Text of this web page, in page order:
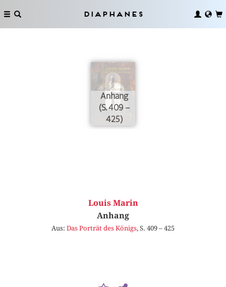
Diaphanes
Anhang
(S. 409 –
425)
Louis Marin
Anhang
Aus: Das Porträt des Königs, S. 409 – 425